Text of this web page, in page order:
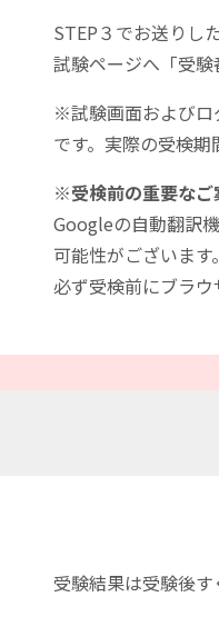
STEP３でお送りし
試験ページへ「受
※試験画面およびロ
です。実際の受検
※受検前の重要なご
Googleの自動翻訳
可能性がございます。
必ず受検前にブラ
受験結果は受験後す